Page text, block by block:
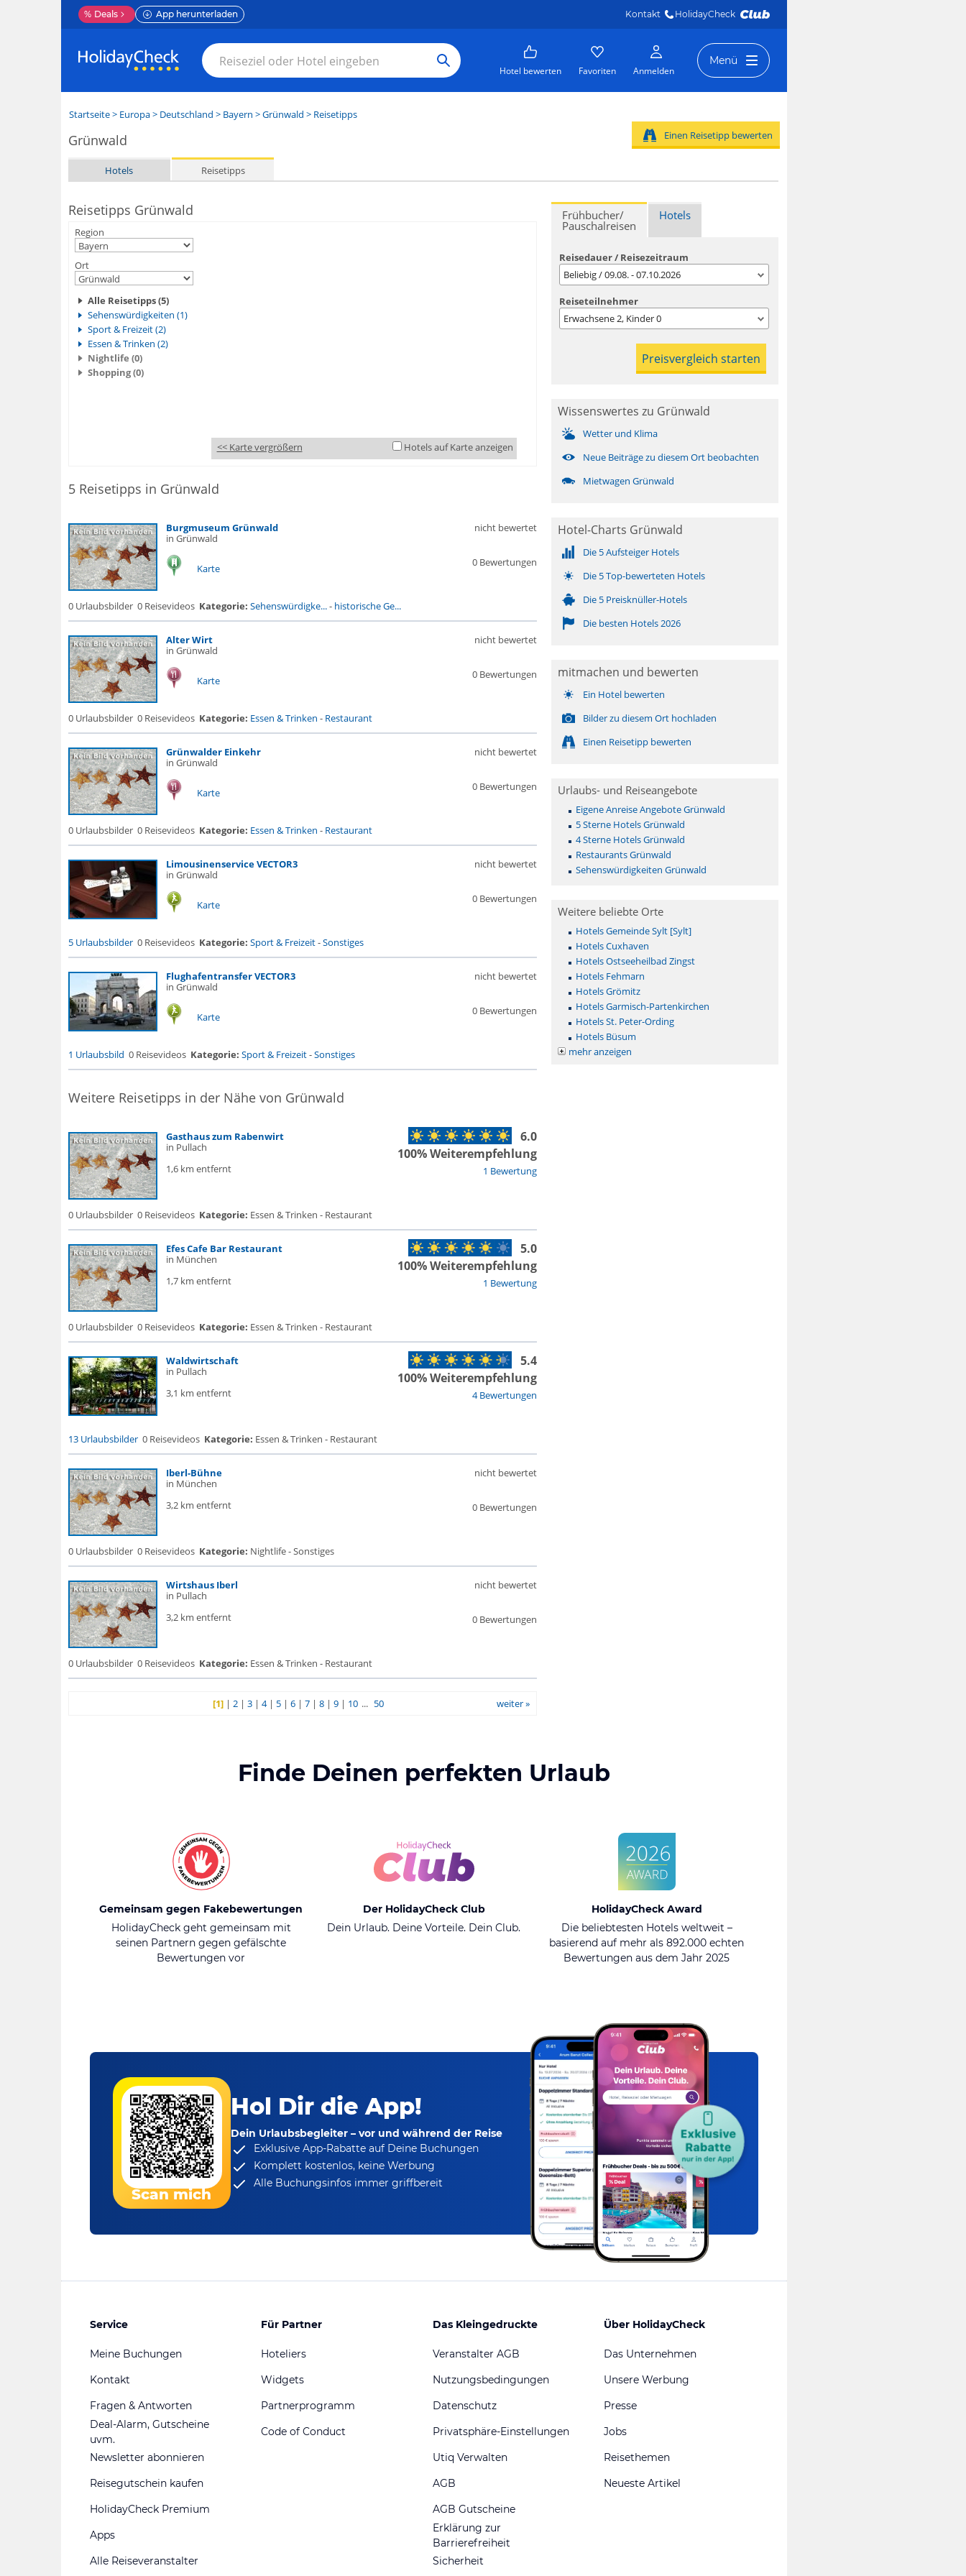
% Deals App herunterladen Kontakt HolidayCheck
Hotel bewerten Favoriten Anmelden
Menü
Startseite> Europa> Deutschland > Bayern >Grünwald > Reisetipps
Grünwald
Hotels Reisetipps
Einen Reisetipp bewerten
Reisetipps Grünwald
Region
Ort
Alle Reisetipps (5)
Sehenswürdigkeiten (1)
Sport & Freizeit (2)
Essen & Trinken (2)
Nightlife (0)
Shopping (0)
<< Karte vergrößern Hotels auf Karte anzeigen
5 Reisetipps in Grünwald
Burgmuseum Grünwald
in Grünwald
Karte 0 Bewertungen
nicht bewertet
0 Urlaubsbilder 0 Reisevideos Kategorie: Sehenswürdigke...- historische Ge...
Alter Wirt
in Grünwald
Karte 0 Bewertungen
nicht bewertet
0 Urlaubsbilder 0 Reisevideos Kategorie: Essen & Trinken - Restaurant
Grünwalder Einkehr
in Grünwald
Karte 0 Bewertungen
nicht bewertet
0 Urlaubsbilder 0 Reisevideos Kategorie: Essen & Trinken - Restaurant
Limousinenservice VECTOR3
in Grünwald
Karte 0 Bewertungen
nicht bewertet
5 Urlaubsbilder 0 Reisevideos Kategorie: Sport & Freizeit-Sonstiges
Flughafentransfer VECTOR3
in Grünwald
Karte 0 Bewertungen
nicht bewertet
1 Urlaubsbild 0 Reisevideos Kategorie: Sport & Freizeit-Sonstiges
Weitere Reisetipps in der Nähe von Grünwald
Gasthaus zum Rabenwirt
in Pullach
1,6 km entfernt
1 Bewertung
6.0
100% Weiterempfehlung
0 Urlaubsbilder 0 Reisevideos Kategorie: Essen & Trinken - Restaurant
Efes Cafe Bar Restaurant
in München
1,7 km entfernt
1 Bewertung
5.0
100% Weiterempfehlung
0 Urlaubsbilder 0 Reisevideos Kategorie: Essen & Trinken - Restaurant
Waldwirtschaft
in Pullach
3,1 km entfernt
4 Bewertungen
5.4
100% Weiterempfehlung
13 Urlaubsbilder 0 Reisevideos Kategorie: Essen & Trinken - Restaurant
Iberl-Bühne
in München
3,2 km entfernt
0 Bewertungen
nicht bewertet
0 Urlaubsbilder 0 Reisevideos Kategorie: Nightlife - Sonstiges
Wirtshaus Iberl
in Pullach
3,2 km entfernt
0 Bewertungen
nicht bewertet
0 Urlaubsbilder 0 Reisevideos Kategorie: Essen & Trinken - Restaurant
[1] |2 |3 |4| 5 |6 |7 |8 |9 | 10 ... 50 weiter »
Frühbucher/
Pauschalreisen
Hotels
Reisedauer / Reisezeitraum
Beliebig / 09.08. - 07.10.2026
Reiseteilnehmer
Erwachsene2, Kinder0
Wissenswertes zu Grünwald
Wetter und Klima
Neue Beiträge zu diesem Ort beobachten
Mietwagen Grünwald
Hotel-Charts Grünwald
Die 5 Aufsteiger Hotels
Die 5 Top-bewerteten Hotels
Die 5 Preisknüller-Hotels
Die besten Hotels 2026
mitmachen und bewerten
Ein Hotel bewerten
Bilder zu diesem Ort hochladen
Einen Reisetipp bewerten
Urlaubs- und Reiseangebote
Eigene Anreise Angebote Grünwald
5 Sterne Hotels Grünwald
4 Sterne Hotels Grünwald
Restaurants Grünwald
Sehenswürdigkeiten Grünwald
Weitere beliebte Orte
Hotels Gemeinde Sylt [Sylt]
Hotels Cuxhaven
Hotels Ostseeheilbad Zingst
Hotels Fehmarn
Hotels Grömitz
Hotels Garmisch-Partenkirchen
Hotels St. Peter-Ording
Hotels Büsum
mehr anzeigen
Finde Deinen perfekten Urlaub
Gemeinsam gegen Fakebewertungen
HolidayCheck geht gemeinsam mit
seinen Partnern gegen gefälschte
Bewertungen vor
Der HolidayCheck Club
Dein Urlaub. Deine Vorteile. Dein Club.
HolidayCheck Award
Die beliebtesten Hotels weltweit –
basierend auf mehr als 892.000 echten
Bewertungen aus dem Jahr 2025
Scan mich
Hol Dir die App!
Dein Urlaubsbegleiter – vor und während der Reise
Exklusive App-Rabatteauf Deine Buchungen
Komplett kostenlos, keine Werbung
Alle Buchungsinfos immer griffbereit
Service
Meine Buchungen
Kontakt
Fragen & Antworten
Deal-Alarm, Gutscheine
uvm.
Newsletter abonnieren
Reisegutschein kaufen
HolidayCheck Premium
Apps
Alle Reiseveranstalter
Für Partner
Hoteliers
Widgets
Partnerprogramm
Code of Conduct
Das Kleingedruckte
Veranstalter AGB
Nutzungsbedingungen
Datenschutz
Privatsphäre-Einstellungen
Utiq Verwalten
AGB
AGB Gutscheine
Erklärung zur
Barrierefreiheit
Sicherheit
Über HolidayCheck
Das Unternehmen
Unsere Werbung
Presse
Jobs
Reisethemen
Neueste Artikel